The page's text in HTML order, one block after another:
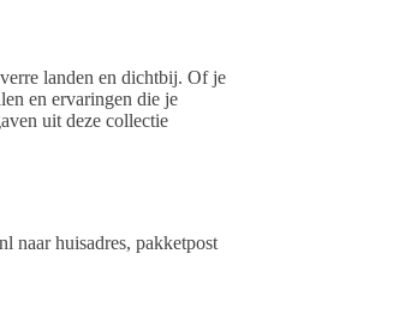
landen en dichtbij. Of je
en ervaringen die je
uit deze collectie
naar huisadres, pakketpost